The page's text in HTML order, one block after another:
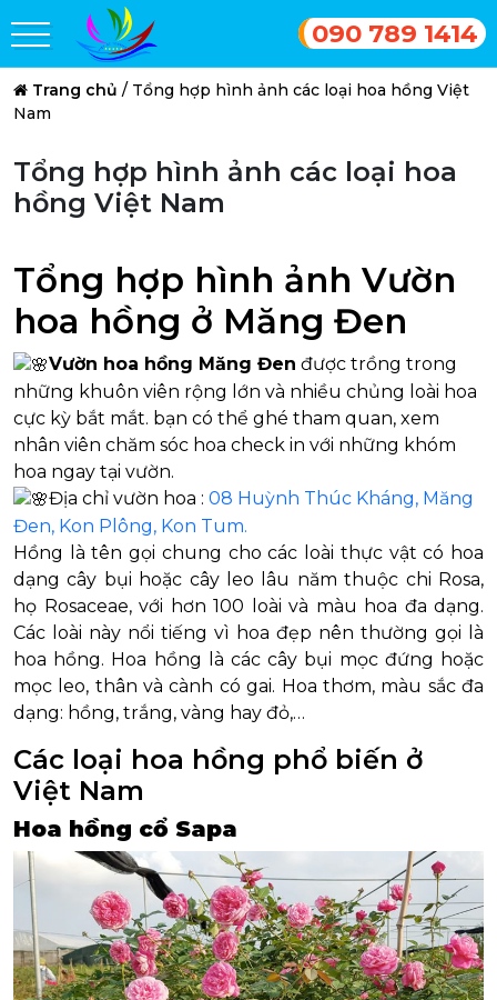
090 789 1414
Trang chủ / Tổng hợp hình ảnh các loại hoa hồng Việt
Nam
Tổng hợp hình ảnh các loại hoa
hồng Việt Nam
Tổng hợp hình ảnh Vườn
hoa hồng ở Măng Đen
Vườn hoa hồng Măng Đen được trồng trong
những khuôn viên rộng lớn và nhiều chủng loài hoa
cực kỳ bắt mắt. bạn có thể ghé tham quan, xem
nhân viên chăm sóc hoa check in với những khóm
hoa ngay tại vườn.
Địa chỉ vườn hoa : 08 Huỳnh Thúc Kháng, Măng
Đen, Kon Plông, Kon Tum.
Hồng là tên gọi chung cho các loài thực vật có hoa
dạng cây bụi hoặc cây leo lâu năm thuộc chi Rosa,
họ Rosaceae, với hơn 100 loài và màu hoa đa dạng.
Các loài này nổi tiếng vì hoa đẹp nên thường gọi là
hoa hồng. Hoa hồng là các cây bụi mọc đứng hoặc
mọc leo, thân và cành có gai. Hoa thơm, màu sắc đa
dạng: hồng, trắng, vàng hay đỏ,…
Các loại hoa hồng phổ biến ở
Việt Nam
Hoa hồng cổ Sapa